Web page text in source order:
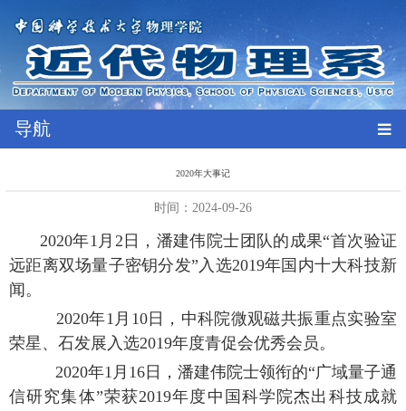
导航
2020年大事记
时间：2024-09-26
2020年1月2日，潘建伟院士团队的成果“首次验证
远距离双场量子密钥分发”入选2019年国内十大科技新
闻。
2020年1月10日，中科院微观磁共振重点实验室
荣星、石发展入选2019年度青促会优秀会员。
2020年1月16日，潘建伟院士领衔的“广域量子通
信研究集体”荣获2019年度中国科学院杰出科技成就